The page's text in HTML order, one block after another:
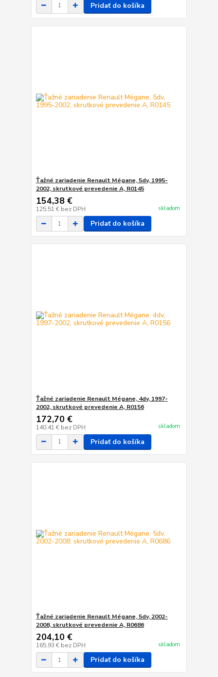
Pridať do košíka
Ťažné zariadenie Renault Mégane, 5dv, 1995-
2002, skrutkové prevedenie A, R0145
154,38 €
125,51 € bez DPH skladom
Pridať do košíka
Ťažné zariadenie Renault Mégane, 4dv, 1997-
2002, skrutkové prevedenie A, R0156
172,70 €
140,41 € bez DPH skladom
Pridať do košíka
Ťažné zariadenie Renault Mégane, 5dv, 2002-
2008, skrutkové prevedenie A, R0686
204,10 €
165,93 € bez DPH skladom
Pridať do košíka